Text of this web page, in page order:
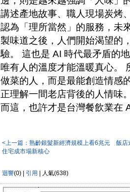
講述產地故事、職人現場炭烤
認為「理所當然」的服務，未
製味道之後，人們開始渴望的
驗。 這也是 AI 時代最矛盾的
唯有人的溫度才能溫暖真心。
做菜的人，而是最能創造情感
正理解一間老店背後的人情味
而這，也許才是台灣餐飲業在
<上一篇：熟齡銀髮新經濟規模上看6兆元 飯店
住宅成市場新核心
迴響(0) | 引用 | 人氣(638)